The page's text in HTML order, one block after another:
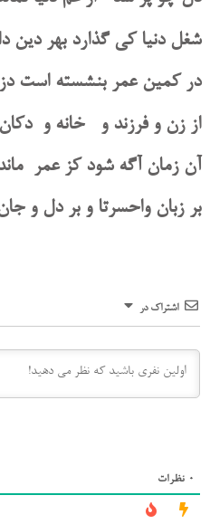
شغل دنیا کی گذارد بهر دین
در کمین عمر بنشسته
از زن و فرزند و خانه و
آن زمان آگه شود کز
بر زبان واحسرتا و بر دل و
اشتراک در
0 نظرات